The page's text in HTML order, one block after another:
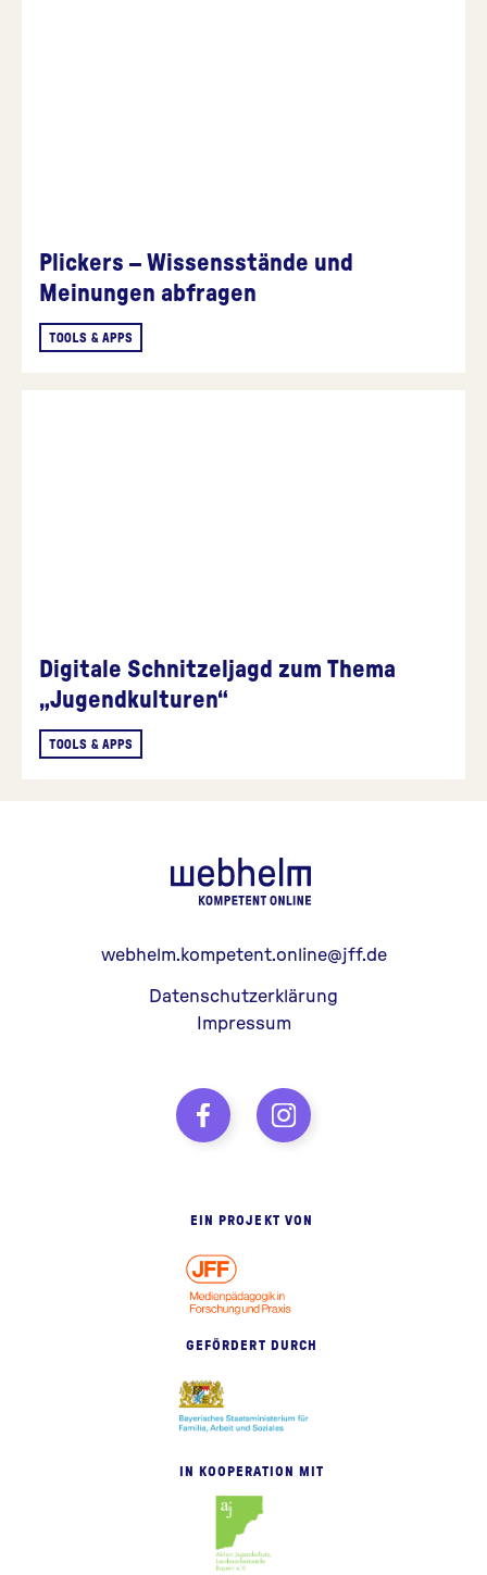
Plickers – Wissensstände und
Meinungen abfragen
TOOLS & APPS
Digitale Schnitzeljagd zum Thema
„Jugendkulturen“
TOOLS & APPS
webhelm.kompetent.online@jff.de
Datenschutzerklärung
Impressum
EIN PROJEKT VON
GEFÖRDERT DURCH
IN KOOPERATION MIT